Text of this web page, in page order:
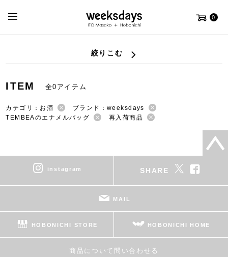
0
絞りこむ
ITEM 全0アイテム
カテゴリ：お酒
ブランド：weeksdays
TEMBEAのエナメルバッグ
再入荷商品
instagram SHARE
MAIL
HOBONICHI STORE HOBONICHI HOME
商品について問い合わせる